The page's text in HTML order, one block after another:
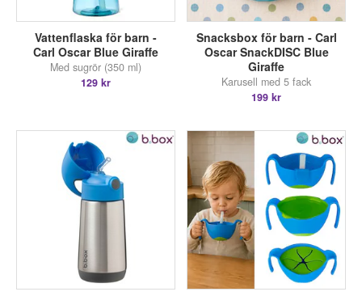
Vattenflaska för barn -
Carl Oscar Blue Giraffe
Med sugrör (350 ml)
129 kr
Snacksbox för barn - Carl
Oscar SnackDISC Blue
Giraffe
Karusell med 5 fack
199 kr